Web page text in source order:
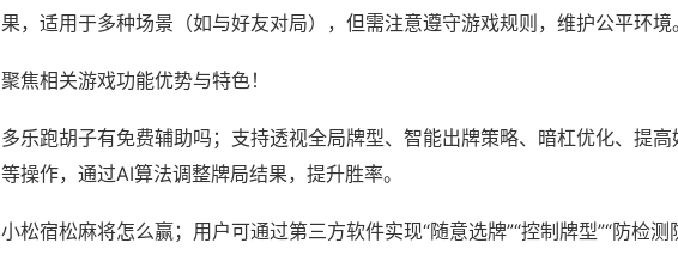
果，适用于多种场景（如与好友对局），但需注意遵守游戏规则，维护公平环境。
聚焦相关游戏功能优势与特色！
多乐跑胡子有免费辅助吗；支持透视全局牌型、智能出牌策略、暗杠优化、提
等操作，通过AI算法调整牌局结果，提升胜率。
小松宿松麻将怎么赢；用户可通过第三方软件实现“随意选牌”“控制牌型”“防检测